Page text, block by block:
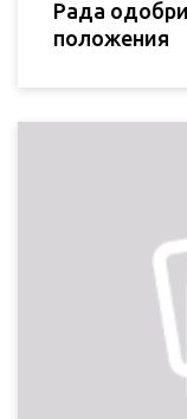
Рада
положения